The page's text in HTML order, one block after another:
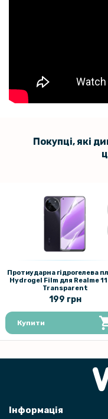
Покупці, які
Протиударна гідрогелева
Hydrogel Film для Realme
Transparent
199 грн
Купити
Інформація